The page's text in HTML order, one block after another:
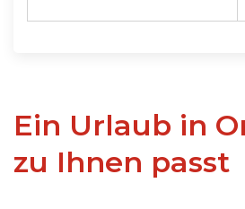
Ein Urlaub in
zu Ihnen passt